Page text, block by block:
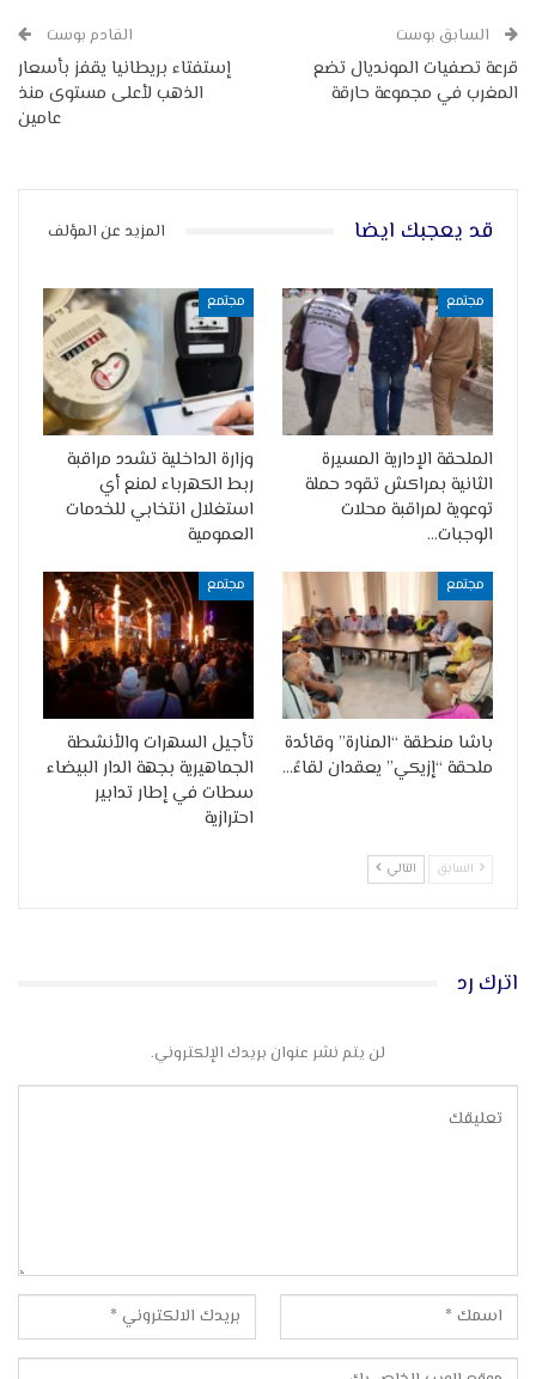
السابق بوست
قرعة تصفيات المونديال تضع
المغرب في مجموعة حارقة
القادم بوست
إستفتاء بريطانيا يقفز بأسعار
الذهب لأعلى مستوى منذ
عامين
قد يعجبك ايضا المزيد عن المؤلف
مجتمع
الملحقة الإدارية المسيرة
الثانية بمراكش تقود حملة
توعوية لمراقبة محلات
الوجبات…
مجتمع
وزارة الداخلية تشدد مراقبة
ربط الكهرباء لمنع أي
استغلال انتخابي للخدمات
العمومية
مجتمع
باشا منطقة “المنارة” وقائدة
ملحقة “إزيكي” يعقدان لقاءً…
مجتمع
تأجيل السهرات والأنشطة
الجماهيرية بجهة الدار البيضاء
سطات في إطار تدابير
احترازية
السابق التالي
اترك رد
لن يتم نشر عنوان بريدك الإلكتروني.